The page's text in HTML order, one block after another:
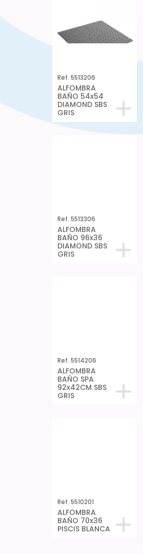
Ref. 5513206
ALFOMBRA
BAÑO 54x54
DIAMOND SBS
GRIS
Ref. 5514206
ALFOMBRA
BAÑO SPA
92x42CM SBS
GRIS
Ref. 5510201
ALFOMBRA
BAÑO 70x36
PISCIS BLANCA